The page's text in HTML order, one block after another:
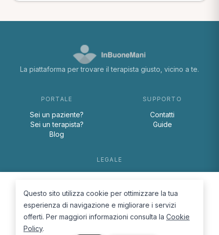
La piattaforma per trovare il terapista giusto, vicino a te.
PORTALE
Sei un paziente?
Sei un terapista?
Blog
SUPPORTO
Contatti
Guide
LEGALE
Cookie Policy
Questo sito utilizza cookie per ottimizzare la tua
esperienza di navigazione e migliorare i servizi
offerti. Per maggiori informazioni consulta la Cookie
Policy.